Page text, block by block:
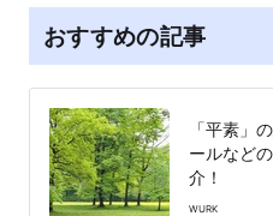
おすすめの記事
「平素」
ールなど
介！
WURK